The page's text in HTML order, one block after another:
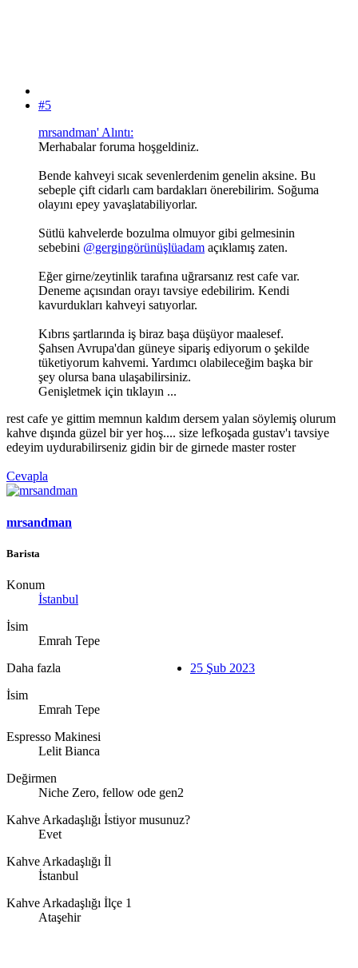
#5
mrsandman' Alıntı:
Merhabalar foruma hoşgeldiniz.
Bende kahveyi sıcak sevenlerdenim genelin aksine. Bu
sebeple çift cidarlı cam bardakları önerebilirim. Soğuma
olayını epey yavaşlatabiliyorlar.
Sütlü kahvelerde bozulma olmuyor gibi gelmesinin
sebebini @gergingörünüşlüadam açıklamış zaten.
Eğer girne/zeytinlik tarafına uğrarsanız rest cafe var.
Deneme açısından orayı tavsiye edebilirim. Kendi
kavurdukları kahveyi satıyorlar.
Kıbrıs şartlarında iş biraz başa düşüyor maalesef.
Şahsen Avrupa'dan güneye sipariş ediyorum o şekilde
tüketiyorum kahvemi. Yardımcı olabileceğim başka bir
şey olursa bana ulaşabilirsiniz.
Genişletmek için tıklayın ...
rest cafe ye gittim memnun kaldım dersem yalan söylemiş olurum
kahve dışında güzel bir yer hoş.... size lefkoşada gustav'ı tavsiye
edeyim uydurabilirseniz gidin bir de girnede master roster
Cevapla
mrsandman
Barista
Konum
İstanbul
İsim
Emrah Tepe
Daha fazla
İsim
Emrah Tepe
Espresso Makinesi
Lelit Bianca
Değirmen
Niche Zero, fellow ode gen2
Kahve Arkadaşlığı İstiyor musunuz?
Evet
Kahve Arkadaşlığı İl
İstanbul
Kahve Arkadaşlığı İlçe 1
Ataşehir
25 Şub 2023